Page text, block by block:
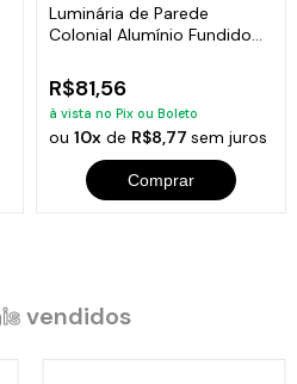
Luminária de Parede
Colonial Alumínio Fundido
R$81,56
à vista no Pix ou Boleto
ou 10xde R$8,77 sem juros
Comprar
vendidos